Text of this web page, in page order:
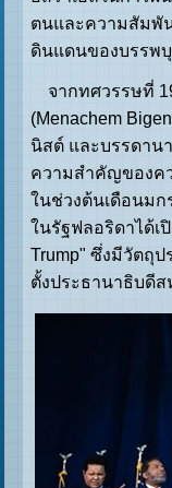
ตนและความสัมพั
ดินแดนของบรรพ
จากทศวรรษที่
(Menachem
นิสต์ และบรรดาน
ความสำคัญของค
ในช่วงต้นเดือนมก
ในรัฐฟลอริดาได้เ
Trump" ซึ่งมีวัตถุ
ตั้งประธานาธิบดีส